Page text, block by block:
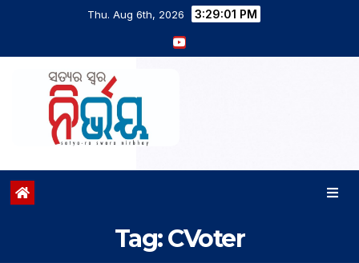
Thu. Aug 6th, 2026 3:29:02 PM
Tag:CVoter